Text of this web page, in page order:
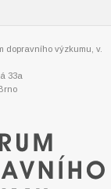
dopravního výzkumu, v.
33a